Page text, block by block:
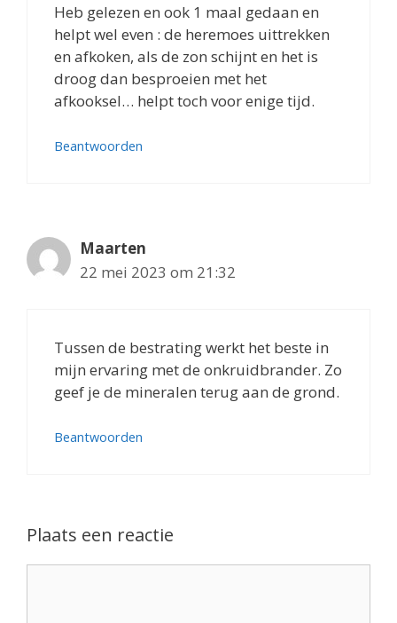
Heb gelezen en ook 1 maal gedaan en
helpt wel even : de heremoes uittrekken
en afkoken, als de zon schijnt en het is
droog dan besproeien met het
afkooksel… helpt toch voor enige tijd.
Beantwoorden
Maarten
22 mei 2023 om 21:32
Tussen de bestrating werkt het beste in
mijn ervaring met de onkruidbrander. Zo
geef je de mineralen terug aan de grond.
Beantwoorden
Plaats een reactie